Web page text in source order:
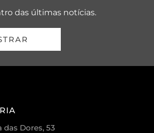
das últimas notícias.
das Dores, 53